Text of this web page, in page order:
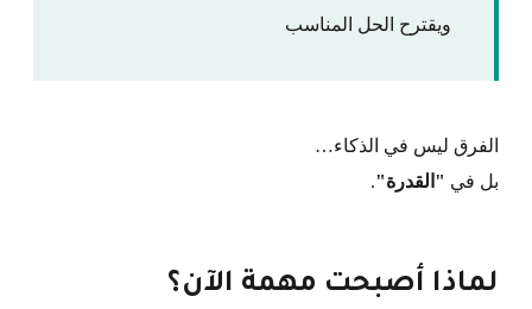
ويقترح الحل المناسب
الفرق ليس في الذكاء…
بل في "القدرة".
لماذا أصبحت مهمة الآن؟